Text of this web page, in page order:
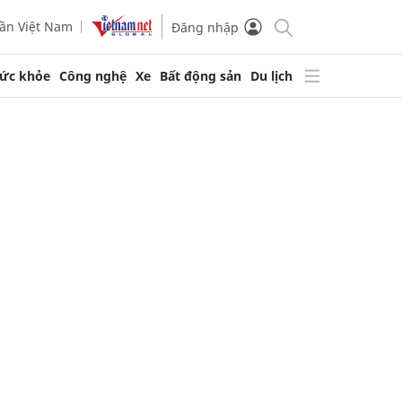
Việt Nam Đăng nhập
khỏe Công nghệ Xe Bất động sản Du lịch